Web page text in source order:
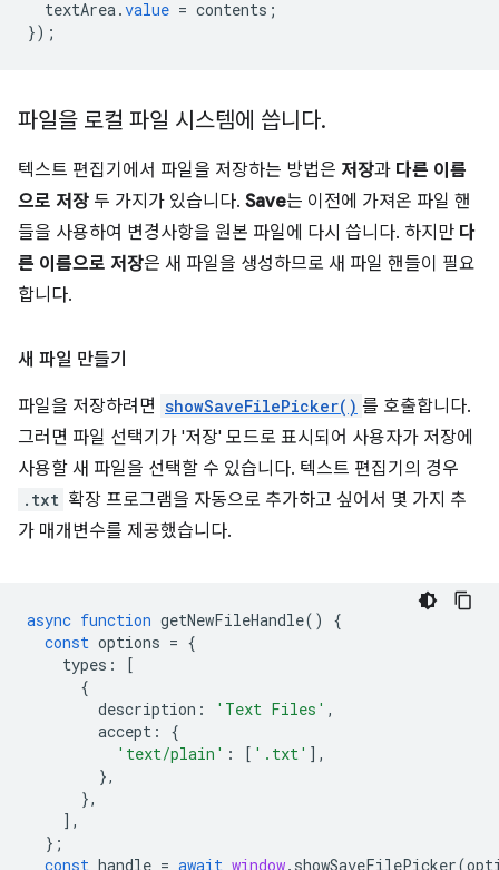
textArea.value = contents ;
});
파일을 로컬 파일 시스템에 씁니다.
텍스트 편집기에서 파일을 저장하는 방법은 저장과 다른 이름
으로 저장 두 가지가 있습니다. Save는 이전에 가져온 파일 핸
들을 사용하여 변경사항을 원본 파일에 다시 씁니다. 하지만 다
른 이름으로 저장은 새 파일을 생성하므로 새 파일 핸들이 필요
합니다.
새 파일 만들기
파일을 저장하려면 showSaveFilePicker() 를 호출합니다.
그러면 파일 선택기가 '저장' 모드로 표시되어 사용자가 저장에
사용할 새 파일을 선택할 수 있습니다. 텍스트 편집기의 경우
.txt 확장 프로그램을 자동으로 추가하고 싶어서 몇 가지 추
가 매개변수를 제공했습니다.
async function getNewFileHandle()
{
const options = {
types :
[
{
description : 'Text Files' ,
accept :
{
'text/plain' : [ '.txt' ],
},
},
],
};
const handle = await window. showSaveFilePicker(